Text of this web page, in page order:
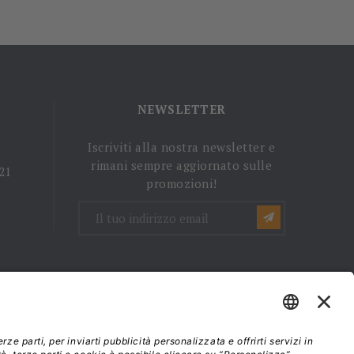
NEWSLETTER
Iscriviti alla nostra newsletter e
rimani sempre aggiornato sulle
promozioni!